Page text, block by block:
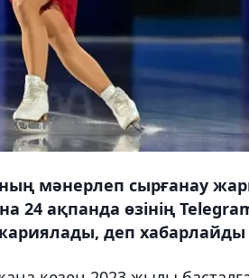
мәнерлеп сырғанау
24 ақпанда өзінің
деп хабарлайды